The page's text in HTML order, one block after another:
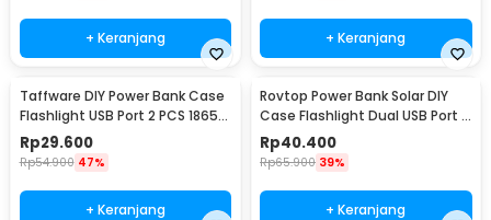
+ Keranjang + Keranjang
Taffware DIY Power Bank Case
Flashlight USB Port 2 PCS 18650
Flat Top - M06
Rp29.600
Rp54.900 47%
+ Keranjang
Rovtop Power Bank Solar DIY
Case Flashlight Dual USB Port 5
PCS 18650 - 4NB1
Rp40.400
Rp65.900 39%
+ Keranjang